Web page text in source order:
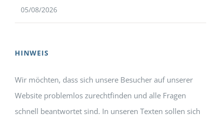
05/08/2026
HINWEIS
Wir möchten, dass sich unsere Besucher auf unserer
Website problemlos zurechtfinden und alle Fragen
schnell beantwortet sind. In unseren Texten sollen sich